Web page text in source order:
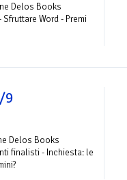
Delos Books
Word - Premi
9
Delos Books
finalisti - Inchiesta: le